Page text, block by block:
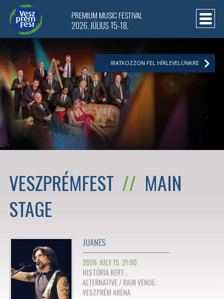
VESZPRÉMFEST // MAIN
STAGE
JUANES
2026. JULY 15. 21:00
HISTÓRIA KERT ,
ALTERNATIVE / RAIN VENUE:
VESZPRÉM ARÉNA
PREMIUM MUSIC FESTIVAL
2026. JÚLIUS 15-18.
IRATKOZZON FEL HÍRLEVELÜNKRE